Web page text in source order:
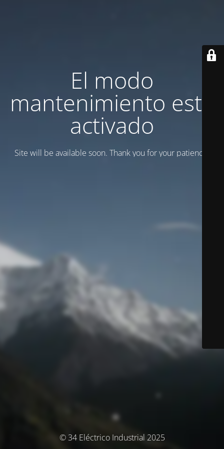
El modo
mantenimiento está
activado
Site will be available soon. Thank you for your patience!
© 34 Eléctrico Industrial 2025